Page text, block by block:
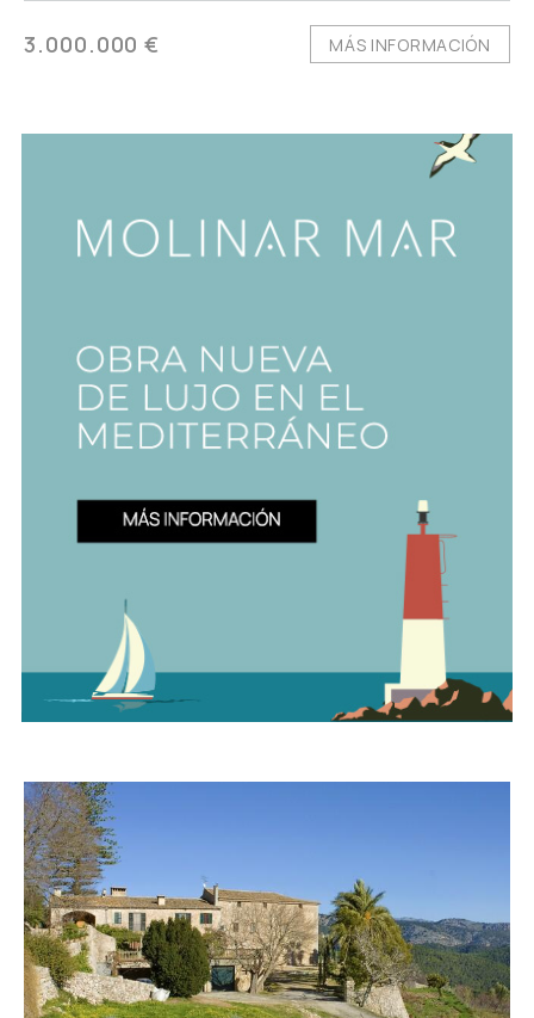
3.000.000 € MÁS INFORMACIÓN